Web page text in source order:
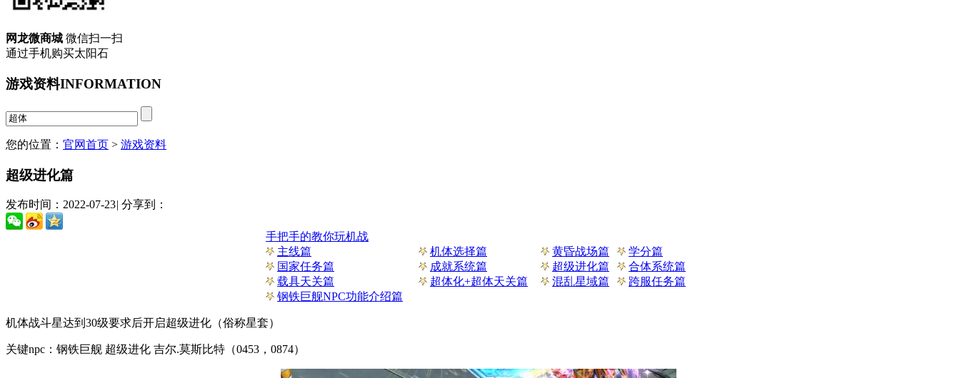
网龙微商城 微信扫一扫
通过手机购买太阳石
游戏资料INFORMATION
您的位置： 官网首页 > 游戏资料
超级进化篇
发布时间：2022-07-23| 分享到：
手把手的教你玩机战
主线篇
机体选择篇 黄昏战场篇
学分篇
国家任务篇
成就系统篇 超级进化篇
合体系统篇
载具天关篇
超体化+超体天关篇 混乱星域篇
跨服任务篇
钢铁巨舰NPC功能介绍篇
机体战斗星达到30级要求后开启超级进化（俗称星套）
关键npc：钢铁巨舰 超级进化 吉尔.莫斯比特（0453，0874）